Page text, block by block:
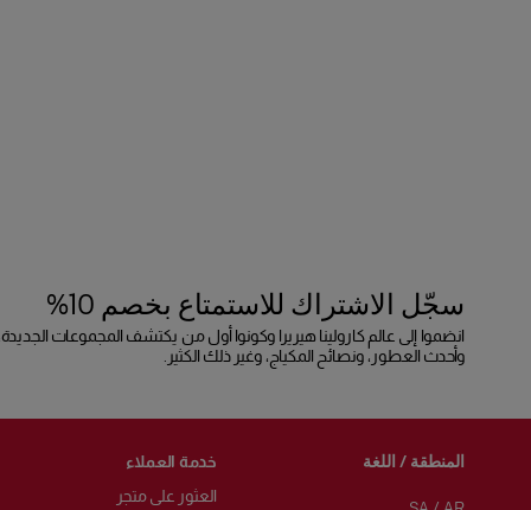
سجّل الاشتراك للاستمتاع بخصم 10%
انضموا إلى عالم كارولينا هيريرا وكونوا أول من يكتشف المجموعات
وأحدث العطور، ونصائح المكياج، وغير ذلك الكثير.
المنطقة / اللغة
خدمة العملاء
العثور على متجر